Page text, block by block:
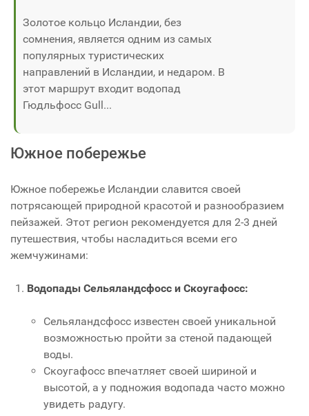
Золотое кольцо Исландии, без
сомнения, является одним из самых
популярных туристических
направлений в Исландии, и недаром. В
этот маршрут входит водопад
Гюдльфосс Gull...
Южное побережье
Южное побережье Исландии славится своей
потрясающей природной красотой и разнообразием
пейзажей. Этот регион рекомендуется для 2-3 дней
путешествия, чтобы насладиться всеми его
жемчужинами:
Водопады Сельяландсфосс и Скоугафосс:
Сельяландсфосс известен своей уникальной
возможностью пройти за стеной падающей
воды.
Скоугафосс впечатляет своей шириной и
высотой, а у подножия водопада часто можно
увидеть радугу.